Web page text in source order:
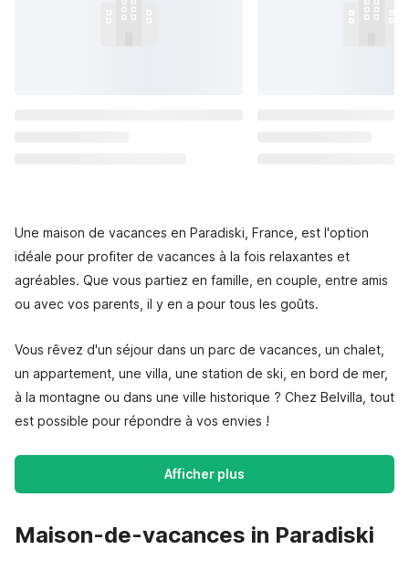
Une maison de vacances en Paradiski, France, est l'option
idéale pour profiter de vacances à la fois relaxantes et
agréables. Que vous partiez en famille, en couple, entre amis
ou avec vos parents, il y en a pour tous les goûts.
Vous rêvez d'un séjour dans un parc de vacances, un chalet,
un appartement, une villa, une station de ski, en bord de mer,
à la montagne ou dans une ville historique ? Chez Belvilla, tout
est possible pour répondre à vos envies !
Afficher plus
Maison-de-vacances in Paradiski